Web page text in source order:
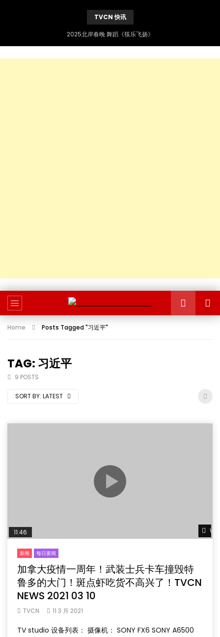
TVCN 快讯
2025北岸春晚 舞蹈《筷乐飞扬》
Home Posts Tagged "习近平"
TAG: 习近平
9 POSTS
SORT BY: LATEST
11:46
新闻 每日要闻
加拿大疫情一周年！武装士兵卡车撞毁特
鲁多的大门！斑点虾吃货不高兴了！TVCN
NEWS 2021 03 10
TVCN 11 3 月 2021
TV studio 设备列表： 摄像机： SONY FX6 SONY A6500